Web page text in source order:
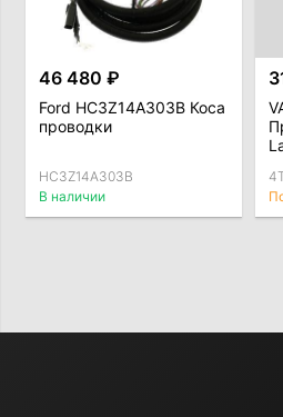
46 480 ₽
Ford HC3Z14A303B Коса
проводки
HC3Z14A303B
В наличии